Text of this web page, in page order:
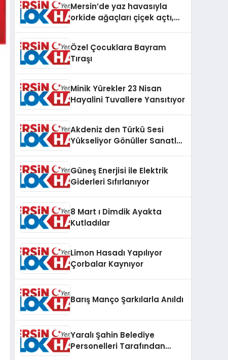
Mersin’de yaz havasıyla
orkide ağaçları çiçek açtı,
Özel Çocuklara Bayram
Tıraşı
Minik Yürekler 23 Nisan
Hayalini Tuvallere Yansıtıyor
Akdeniz den Türkü Sesi
Yükseliyor Gönüller Sanatla
Güneş Enerjisi ile Elektrik
Giderleri Sıfırlanıyor
8 Mart ı Dimdik Ayakta
Kutladılar
Limon Hasadı Yapılıyor
Çorbalar Kaynıyor
Barış Manço Şarkılarla Anıldı
Yaralı Şahin Belediye
Personelleri Tarafından